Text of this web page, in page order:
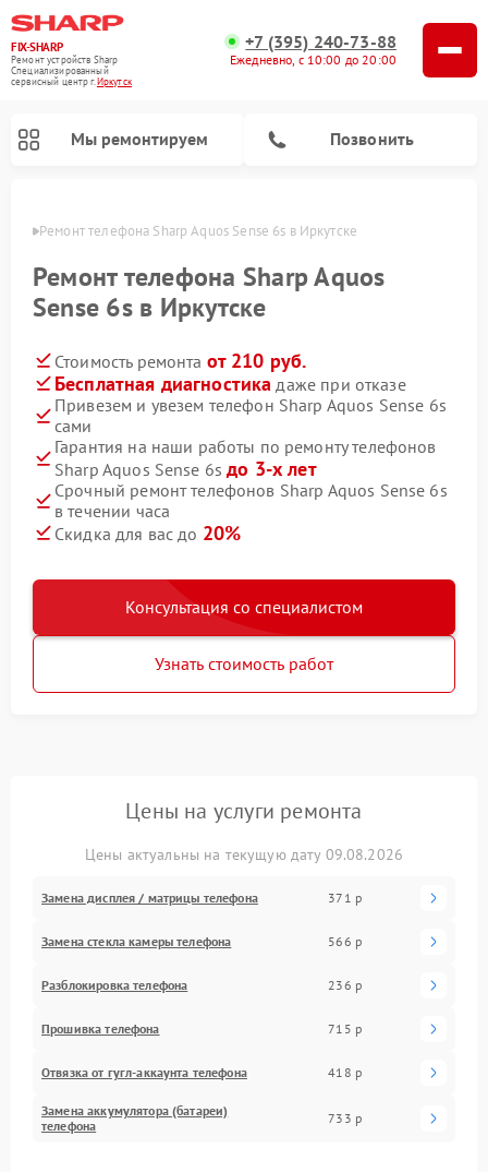
FIX-SHARP
Ремонт устройств Sharp
Специализированный
cервисный центр г.Иркутск
+7 (395) 240-73-88
Ежедневно, с 10:00 до 20:00
Мы ремонтируем Позвонить
Ремонт телефона Sharp Aquos Sense 6s в Иркутске
Ремонт телефона Sharp Aquos
Sense 6s в Иркутске
Стоимость ремонта от 210 руб.
Бесплатная диагностика даже при отказе
Привезем и увезем телефон Sharp Aquos Sense 6s
сами
Гарантия на наши работы по ремонту телефонов
Sharp Aquos Sense 6sдо 3-х лет
Срочный ремонт телефонов Sharp Aquos Sense 6s
в течении часа
Скидка для вас до 20%
Консультация со специалистом
Узнать стоимость работ
Цены на услуги ремонта
Цены актуальны на текущую дату 09.08.2026
Замена дисплея / матрицы телефона 371 р
Замена стекла камеры телефона 566 р
Разблокировка телефона 236 р
Прошивка телефона 715 р
Отвязка от гугл-аккаунта телефона 418 р
Замена аккумулятора (батареи)
телефона
733 р